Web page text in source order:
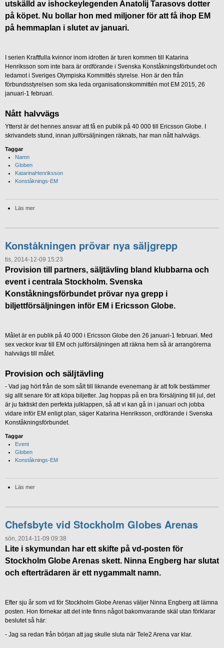
utskälld av ishockeylegenden Anatolij Tarasovs dotter
på köpet. Nu bollar hon med miljoner för att få ihop EM
på hemmaplan i slutet av januari.
I serien Kraftfulla kvinnor inom idrotten är turen kommen till Katarina
Henriksson som inte bara är ordförande i Svenska Konståkningsförbundet och
ledamot i Sveriges Olympiska Kommittés styrelse. Hon är den från
förbundsstyrelsen som ska leda organisationskommittén mot EM 2015, 26
januari-1 februari.
Nått halvvägs
Ytterst är det hennes ansvar att få en publik på 40 000 till Ericsson Globe. I
skrivandets stund, innan julförsäljningen räknats, har man nått halvvägs.
Taggar
Namn
Globen
KatarinaHenriksson
Konståknings-EM
Läs mer
Konståkningen prövar nya säljgrepp
tis, 2014-12-09 15:23
Provision till partners, säljtävling bland klubbarna och
event i centrala Stockholm. Svenska
Konståkningsförbundet prövar nya grepp i
biljettförsäljningen inför EM i Ericsson Globe.
Målet är en publik på 40 000 i Ericsson Globe den 26 januari-1 februari. Med
sex veckor kvar till EM och julförsäljningen att räkna hem så är arrangörerna
halvvägs till målet.
Provision och säljtävling
- Vad jag hört från de som sålt till liknande evenemang är att folk bestämmer
sig allt senare för att köpa biljetter. Jag hoppas på en bra försäljning till jul, det
är ju faktiskt den perfekta julklappen, så att vi kan gå in i januari och jobba
vidare inför EM enligt plan, säger Katarina Henriksson, ordförande i Svenska
Konståkningsförbundet.
Taggar
Event
Globen
Konståknings-EM
Läs mer
Chefsbyte vid Stockholm Globes Arenas
sön, 2014-11-09 09:38
Lite i skymundan har ett skifte på vd-posten för
Stockholm Globe Arenas skett. Ninna Engberg har slutat
och efterträdaren är ett nygammalt namn.
Efter sju år som vd för Stockholm Globe Arenas väljer Ninna Engberg att lämna
posten. Hon förnekar att det inte finns något bakomvarande skäl utan förklarar
beslutet så här:
- Jag sa redan från början att jag skulle sluta när Tele2 Arena var klar.